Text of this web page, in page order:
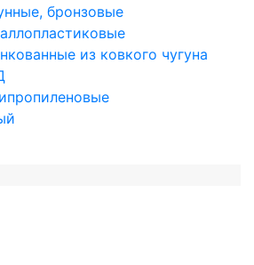
бронзовые
из ковкого чугуна